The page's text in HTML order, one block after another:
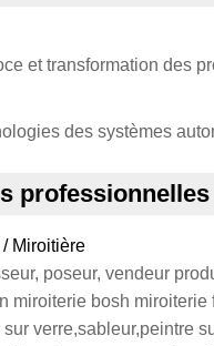
et transformation des
des systèmes
professionnelles
Miroitière
poseur, vendeur
miroiterie bosh
verre,sableur,peintre